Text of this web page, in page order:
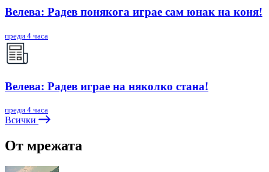
Велева: Радев понякога играе сам юнак на коня!
преди 4 часа
Велева: Радев играе на няколко стана!
преди 4 часа
Всички
От мрежата